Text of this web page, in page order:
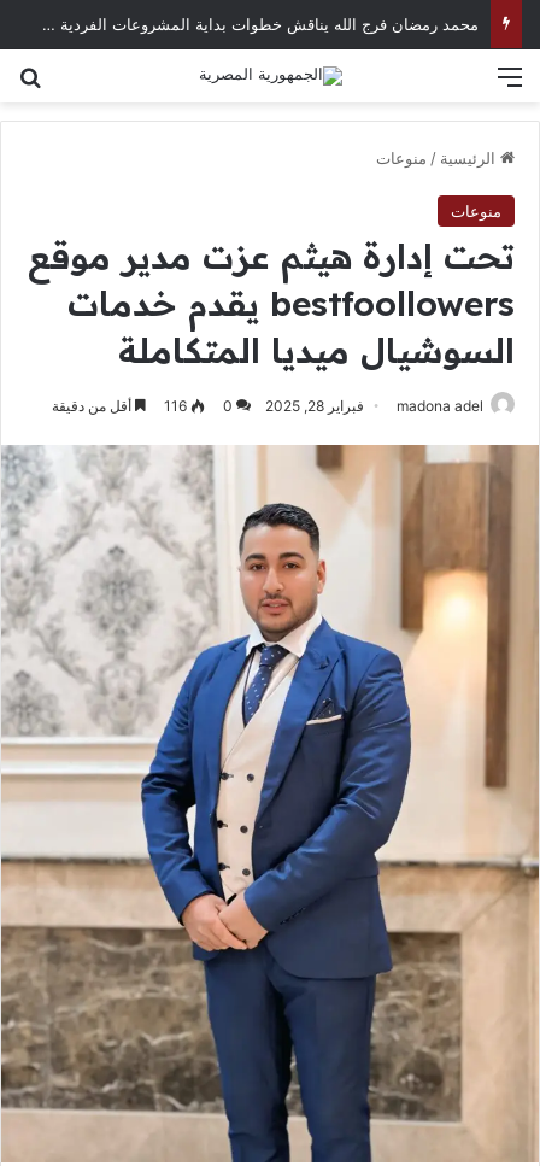
محمد رمضان فرج الله يناقش خطوات بداية المشروعات الفردية في العصر الرقمي
الرئيسية / منوعات
منوعات
تحت إدارة هيثم عزت مدير موقع
bestfoollowers يقدم خدمات
السوشيال ميديا المتكاملة
madona adel فبراير 28, 2025 0
116 أقل من دقيقة